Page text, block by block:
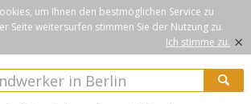
um Ihnen den bestmöglichen Service zu
Seite weitersurfen stimmen Sie der Nutzung zu.
Ich stimme zu. ×